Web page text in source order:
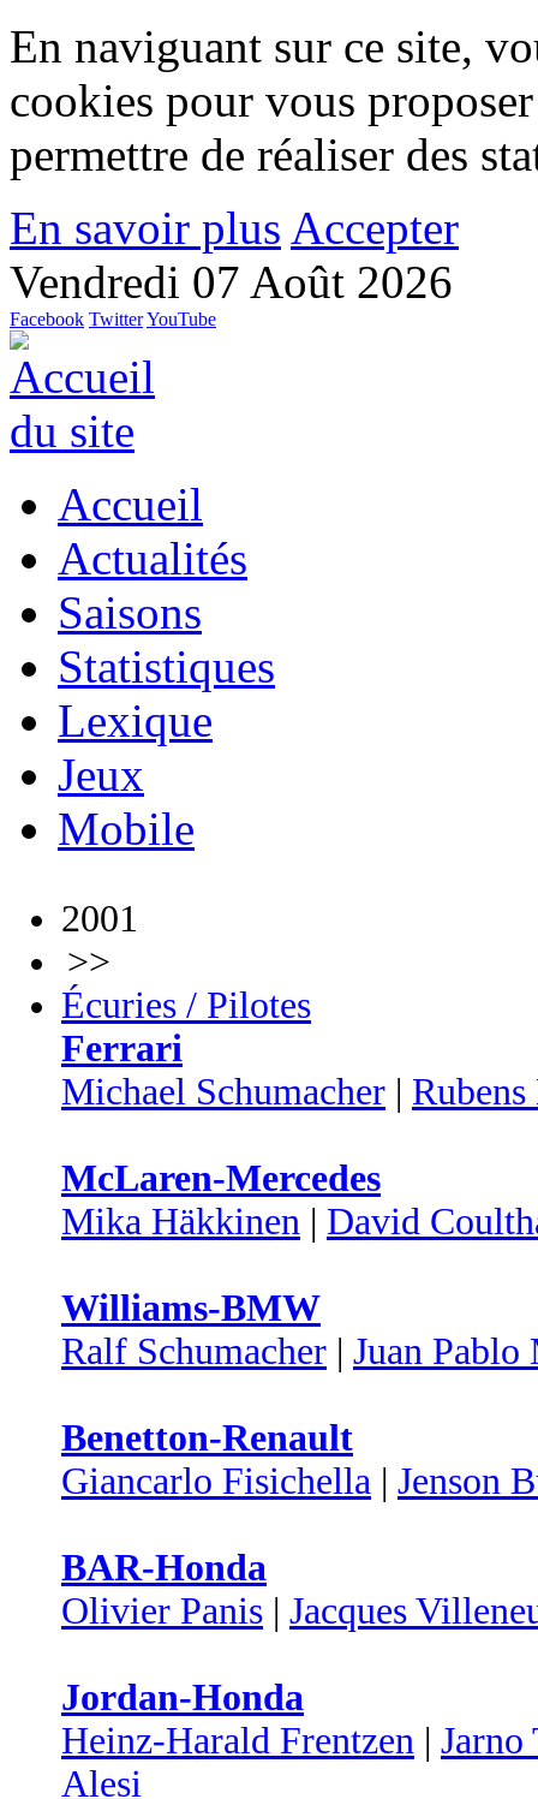
En naviguant sur ce site,
cookies pour vous
permettre de réaliser des
En savoir plus Accepter
Vendredi 07 Août 2026
Facebook TwitterYouTube
Accueil
Actualités
Saisons
Statistiques
Lexique
Jeux
Mobile
2001
>>
Écuries / Pilotes
Ferrari
Michael Schumacher |
McLaren-Mercedes
Mika Häkkinen | David
Williams-BMW
Ralf Schumacher | Juan Pablo
Benetton-Renault
Giancarlo Fisichella | Jenson
BAR-Honda
Olivier Panis | Jacques
Jordan-Honda
Heinz-Harald Frentzen |
Alesi